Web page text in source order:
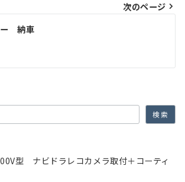
次のページ
納車
検索
型 ナビドラレコカメラ取付＋コーティ